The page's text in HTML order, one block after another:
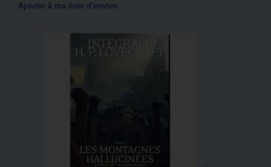
Ajouter à ma liste d'envies